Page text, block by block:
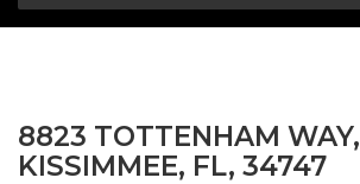
8823 TOTTENHAM WAY,
KISSIMMEE, FL, 34747